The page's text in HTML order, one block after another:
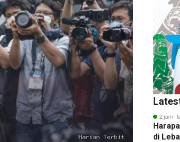
2 jam
di